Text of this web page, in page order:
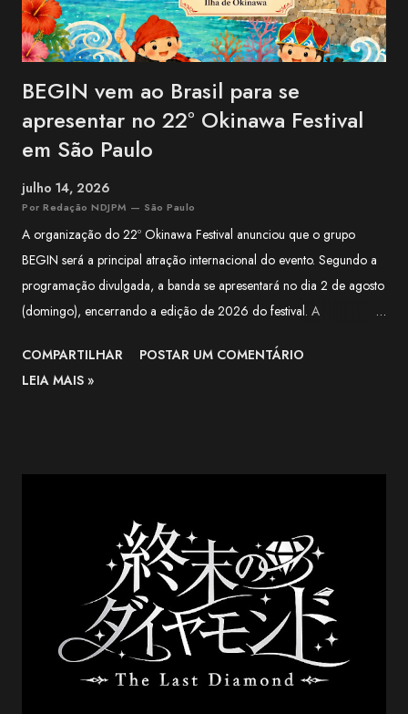
BEGIN vem ao Brasil para se
apresentar no 22º Okinawa Festival
em São Paulo
julho 14, 2026
Por Redação NDJPM — São Paulo
A organização do 22º Okinawa Festival anunciou que o grupo
BEGIN será a principal atração internacional do evento. Segundo a
programação divulgada, a banda se apresentará no dia 2 de agosto
(domingo), encerrando a edição de 2026 do festival. A
celebrar os 100 anos da Associação Okinawa Kenjin do Brasil
(AOKB) , fundada em 22 de agosto de 1926 . Além do centenário
influências da música tradicional de Okinawa com folk, blues e pop.
Entre os maiores sucessos do BEGIN estão "Shimanchu nu Takara",
"Nada Sousou", "Koishikute", "Egao no Manma" e "Umi no Koe" ,
canções que atravessaram ge...
COMPARTILHAR
POSTAR UM COMENTÁRIO
LEIA MAIS »